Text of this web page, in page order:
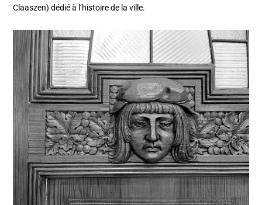
Claaszen) dédié à l’histoire de la ville.